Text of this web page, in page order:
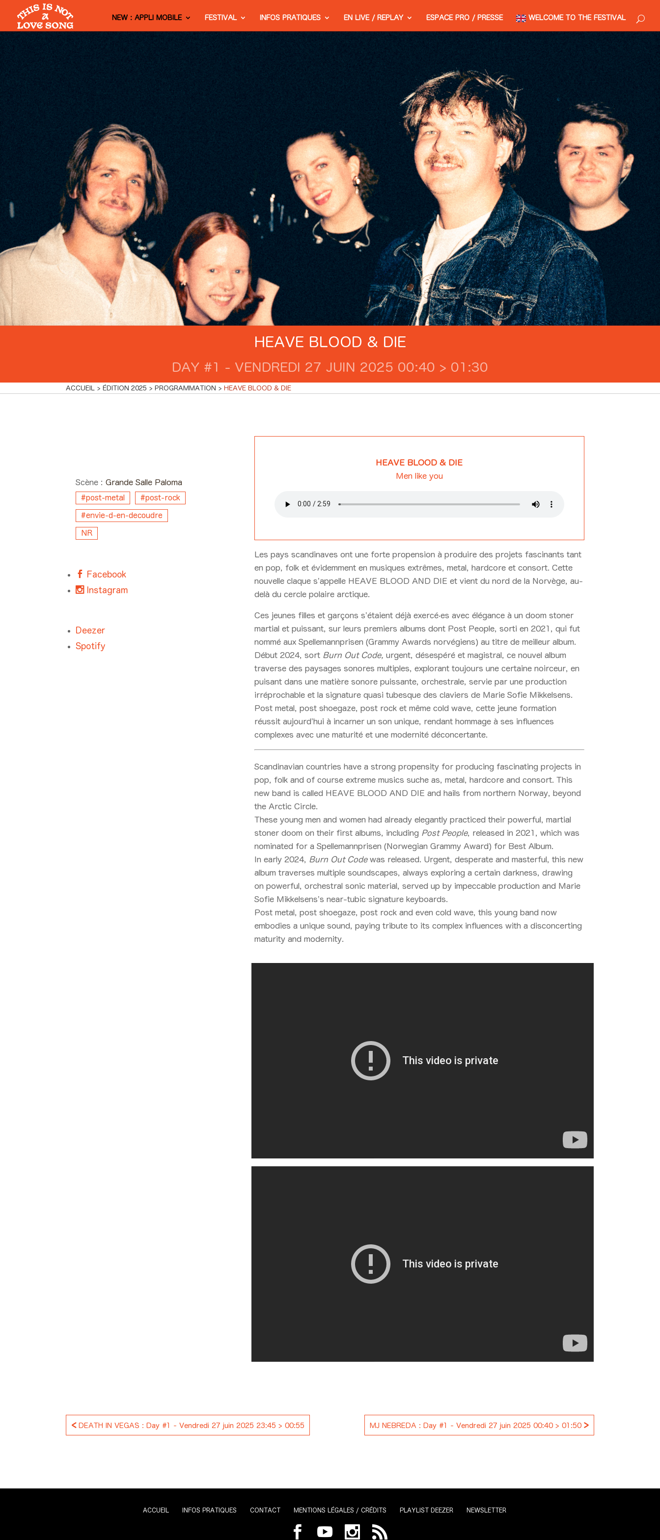
NEW : APPLI MOBILE FESTIVAL INFOS PRATIQUES EN LIVE / REPLAY ESPACE PRO / PRESSE WELCOME TO THE FESTIVAL
HEAVE BLOOD & DIE
DAY #1 - VENDREDI 27 JUIN 2025 00:40 > 01:30
ACCUEIL ÉDITION 2025 PROGRAMMATION HEAVE BLOOD & DIE
Scène :Grande Salle Paloma
#post-metal #post-rock
#envie-d-en-decoudre
NR
Facebook
Instagram
Deezer
Spotify
HEAVE BLOOD & DIE
Men like you
Les pays scandinaves ont une forte propension à produire des projets fascinants tant
en pop, folk et évidemment en musiques extrêmes, metal, hardcore et consort. Cette
nouvelle claque s’appelle HEAVE BLOOD AND DIE et vient du nord de la Norvège, au-
delà du cercle polaire arctique.
Ces jeunes filles et garçons s’étaient déjà exercé·es avec élégance à un doom stoner
martial et puissant, sur leurs premiers albums dont Post People, sorti en 2021, qui fut
nommé aux Spellemannprisen (Grammy Awards norvégiens) au titre de meilleur album.
Début 2024, sort Burn Out Code, urgent, désespéré et magistral, ce nouvel album
traverse des paysages sonores multiples, explorant toujours une certaine noirceur, en
puisant dans une matière sonore puissante, orchestrale, servie par une production
irréprochable et la signature quasi tubesque des claviers de Marie Sofie Mikkelsens.
Post metal, post shoegaze, post rock et même cold wave, cette jeune formation
réussit aujourd’hui à incarner un son unique, rendant hommage à ses influences
complexes avec une maturité et une modernité déconcertante.
Scandinavian countries have a strong propensity for producing fascinating projects in
pop, folk and of course extreme musics suche as, metal, hardcore and consort. This
new band is called HEAVE BLOOD AND DIE and hails from northern Norway, beyond
the Arctic Circle.
These young men and women had already elegantly practiced their powerful, martial
stoner doom on their first albums, including Post People, released in 2021, which was
nominated for a Spellemannprisen (Norwegian Grammy Award) for Best Album.
In early 2024, Burn Out Codewas released. Urgent, desperate and masterful, this new
album traverses multiple soundscapes, always exploring a certain darkness, drawing
on powerful, orchestral sonic material, served up by impeccable production and Marie
Sofie Mikkelsens’s near-tubic signature keyboards.
Post metal, post shoegaze, post rock and even cold wave, this young band now
embodies a unique sound, paying tribute to its complex influences with a disconcerting
maturity and modernity.
<DEATH IN VEGAS : Day #1 - Vendredi 27 juin 2025 23:45 > 00:55 MJ NEBREDA : Day #1 - Vendredi 27 juin 2025 00:40 > 01:50 >
ACCUEIL INFOS PRATIQUES CONTACT MENTIONS LÉGALES / CRÉDITS PLAYLIST DEEZER NEWSLETTER